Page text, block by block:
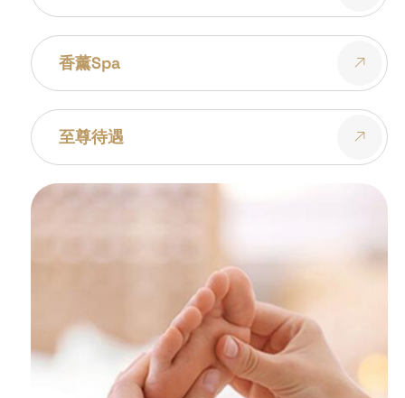
香薰spa
至尊待遇